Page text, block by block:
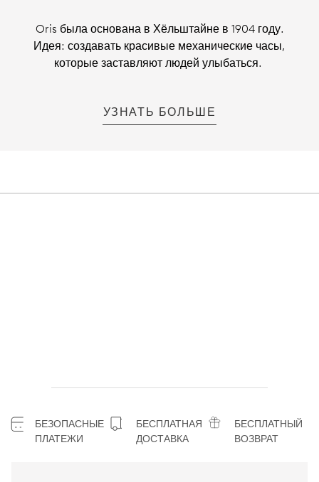
Oris была основана в Хёльштайне в 1904 году.
Идея: создавать красивые механические часы,
которые заставляют людей улыбаться.
УЗНАТЬ БОЛЬШЕ
БЕЗОПАСНЫЕ
ПЛАТЕЖИ
БЕСПЛАТНАЯ
ДОСТАВКА
БЕСПЛАТНЫЙ
ВОЗВРАТ